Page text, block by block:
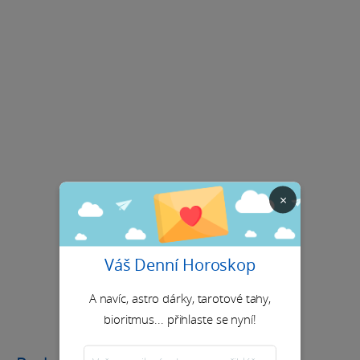
×
Váš Denní Horoskop
A navíc, astro dárky, tarotové tahy,
bioritmus... přihlaste se nyní!